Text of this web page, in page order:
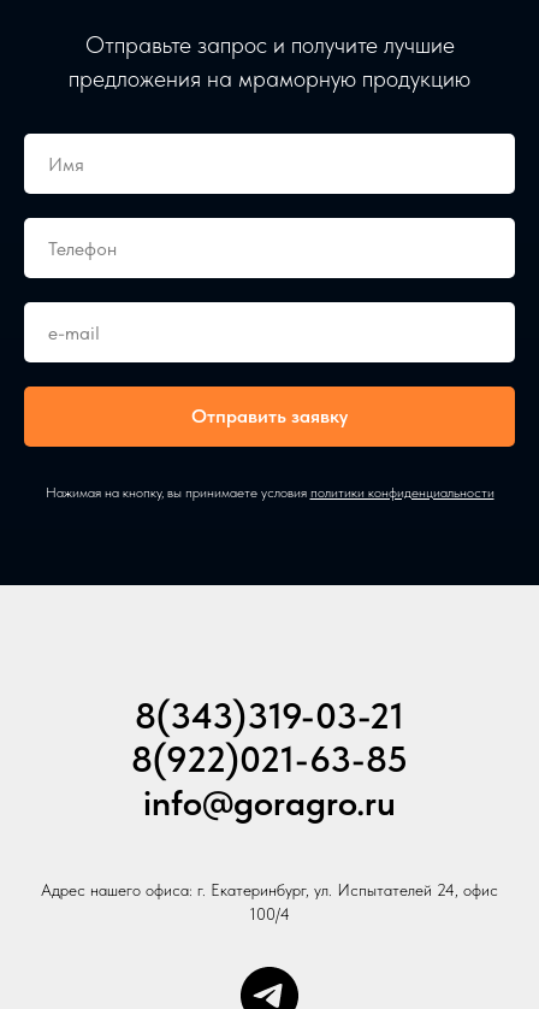
Отправьте запрос и получите лучшие
предложения на мраморную продукцию
Отправить заявку
Нажимая на кнопку, вы принимаете условия политики конфиденциальности
8(343)319-03-21
8(922)021-63-85
info@goragro.ru
Адрес нашего офиса: г. Екатеринбург, ул. Испытателей 24, офис
100/4